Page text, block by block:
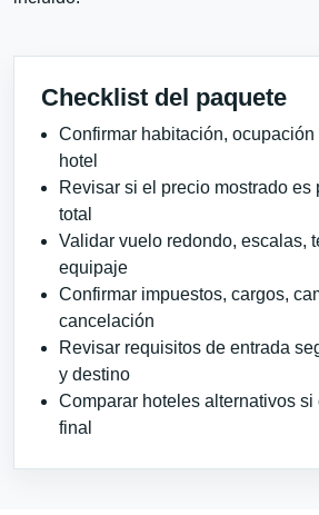
Checklist del paquete
Confirmar habitación, ocupación
hotel
Revisar si el precio mostrado es
total
Validar vuelo redondo, escalas,
equipaje
Confirmar impuestos, cargos,
cancelación
Revisar requisitos de entrada
y destino
Comparar hoteles alternativos si
final